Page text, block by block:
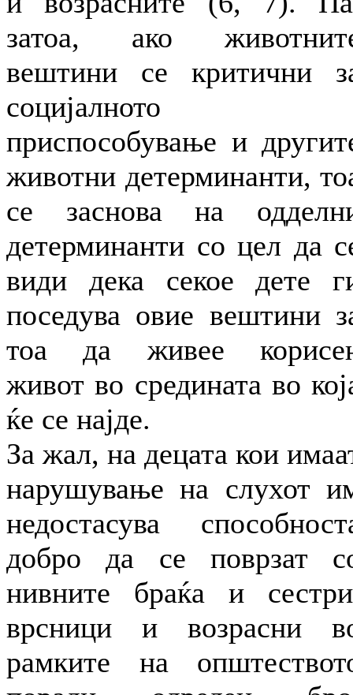
затоа, ако
вештини се критични
социјалното
приспособување и
животни детерминанти,
се заснова на
детерминанти со цел да
види дека секое дете
поседува овие вештини
тоа да живее
живот во средината во
ќе се најде.
За жал, на децата кои
нарушување на слухот
недостасува
добро да се поврзат
нивните браќа и
врсници и возрасни
рамките на